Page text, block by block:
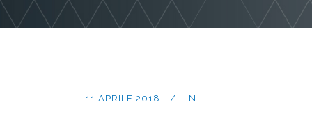
11 APRILE 2018 IN